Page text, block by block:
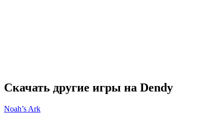
Скачать другие игры на Dendy
Noah’s Ark